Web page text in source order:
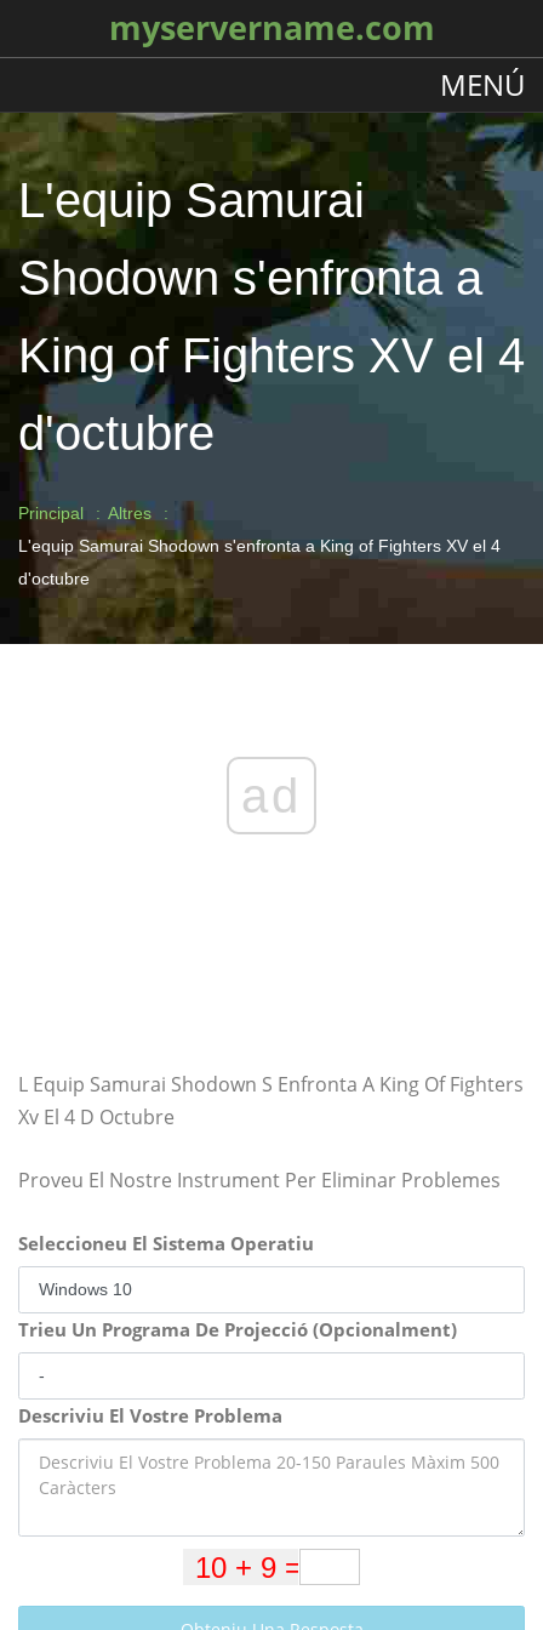
myservername.com
MENÚ
L'equip Samurai
Shodown s'enfronta a
King of Fighters XV el 4
d'octubre
Principal
Altres
L'equip Samurai Shodown s'enfronta a King of Fighters XV el 4
d'octubre
ad
L Equip Samurai Shodown S Enfronta A King Of Fighters
Xv El 4 D Octubre
Proveu El Nostre Instrument Per Eliminar Problemes
Seleccioneu El Sistema Operatiu
Trieu Un Programa De Projecció (Opcionalment)
Descriviu El Vostre Problema